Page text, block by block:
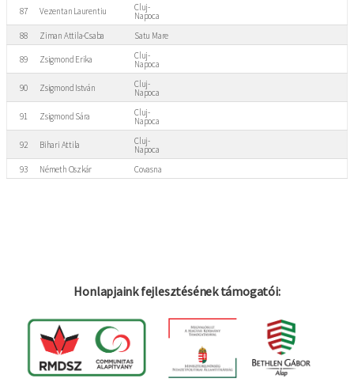
87 Vezentan Laurentiu Cluj-
Napoca
88
Ziman Attila-Csaba Satu Mare
89 Zsigmond Erika Cluj-
Napoca
90 Zsigmond István Cluj-
Napoca
91 Zsigmond Sára Cluj-
Napoca
92 Bihari Attila Cluj-
Napoca
93
Németh Oszkár Covasna
Honlapjaink fejlesztésének támogatói: